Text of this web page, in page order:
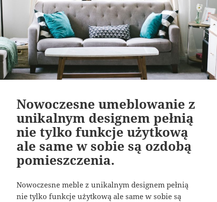
Nowoczesne umeblowanie z
unikalnym designem pełnią
nie tylko funkcje użytkową
ale same w sobie są ozdobą
pomieszczenia.
Nowoczesne meble z unikalnym designem pełnią
nie tylko funkcje użytkową ale same w sobie są